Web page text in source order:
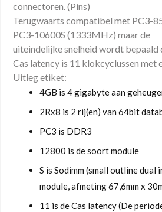
connectoren. (Pins)
Terugwaarts compatibel met PC3-
PC3-10600S (1333MHz) maar de
uiteindelijke snelheid wordt bepaald
Cas latency is 11 klokcyclussen met
Uitleg etiket:
4GB is 4 gigabyte aan
2Rx8 is 2 rij(en) van 64bit
PC3 is DDR3
12800 is de soort module
S is Sodimm (small outline dual
module, afmeting 67,6mm x
11 is de Cas latency (De